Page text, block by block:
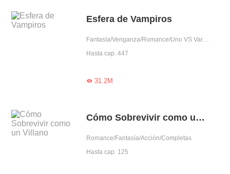
Esfera de Vampiros
Fantasía/Venganza/Romance/Uno VS Varios/Traición/Chica buena/Vampiro
Hasta cap. 447
31.2M
Cómo Sobrevivir como un Villano
Romance/Fantasía/Acción/Completas
Hasta cap. 125